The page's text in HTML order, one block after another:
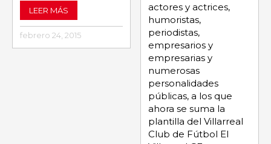
LEER MÁS
febrero 24, 2015
actores y actrices,
humoristas,
periodistas,
empresarios y
empresarias y
numerosas
personalidades
públicas, a los que
ahora se suma la
plantilla del Villarreal
Club de Fútbol El